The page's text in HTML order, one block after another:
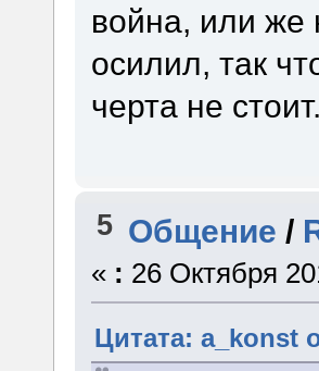
война, или
осилил, так
черта не стоит.
5 Общение /
« : 26 Октября
Цитата: a_konst